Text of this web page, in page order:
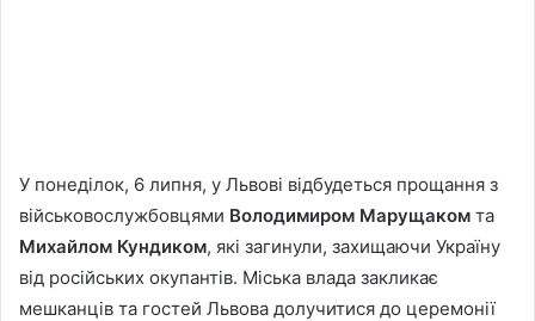
У понеділок, 6 липня, у Львові відбудеться прощання з
військовослужбовцями Володимиром Марущаком та
Михайлом Кундиком, які загинули, захищаючи Україну
від російських окупантів. Міська влада закликає
мешканців та гостей Львова долучитися до церемонії